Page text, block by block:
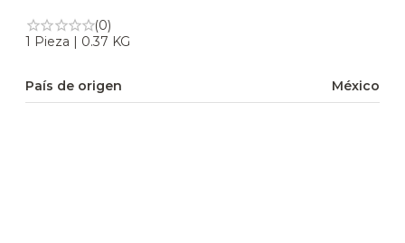
(0)
1 Pieza | 0.37 KG
País de origen México